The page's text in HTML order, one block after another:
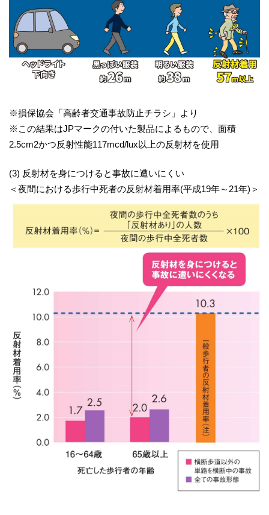
※損保協会「高齢者交通事故防止チラシ」より
※この結果はJPマークの付いた製品によるもので、面積
2.5cm2かつ反射性能117mcd/lux以上の反射材を使用
(3) 反射材を身につけると事故に遭いにくい
＜夜間における歩行中死者の反射材着用率(平成19年～21年)＞